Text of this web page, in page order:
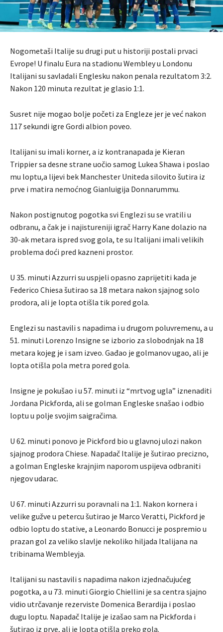
Nogometaši Italije su drugi put u historiji postali prvaci
Evrope! U finalu Eura na stadionu Wembley u Londonu
Italijani su savladali Englesku nakon penala rezultatom 3:2.
Nakon 120 minuta rezultat je glasio 1:1.
Susret nije mogao bolje početi za Engleze jer je već nakon
117 sekundi igre Gordi albion poveo.
Italijani su imali korner, a iz kontranapada je Kieran
Trippier sa desne strane uočio samog Lukea Shawa i poslao
mu loptu,a lijevi bek Manchester Uniteda silovito šutira iz
prve i matira nemoćnog Gianluigija Donnarummu.
Nakon postignutog pogotka svi Englezi su se vratili u
odbranu, a čak je i najistureniji igrač Harry Kane dolazio na
30-ak metara ispred svog gola, te su Italijani imali velikih
problema doći pred kazneni prostor.
U 35. minuti Azzurri su uspjeli opasno zaprijetiti kada je
Federico Chiesa šutirao sa 18 metara nakon sjajnog solo
prodora, ali je lopta otišla tik pored gola.
Englezi su nastavili s napadima i u drugom poluvremenu, a u
51. minuti Lorenzo Insigne se izborio za slobodnjak na 18
metara kojeg je i sam izveo. Gađao je golmanov ugao, ali je
lopta otišla pola metra pored gola.
Insigne je pokušao i u 57. minuti iz “mrtvog ugla” iznenaditi
Jordana Pickforda, ali se golman Engleske snašao i odbio
loptu u polje svojim saigračima.
U 62. minuti ponovo je Pickford bio u glavnoj ulozi nakon
sjajnog prodora Chiese. Napadač Italije je šutirao precizno,
a golman Engleske krajnjim naporom uspijeva odbraniti
njegov udarac.
U 67. minuti Azzurri su poravnali na 1:1. Nakon kornera i
velike gužve u petercu šutirao je Marco Veratti, Pickford je
odbio loptu do stative, a Leonardo Bonucci je pospremio u
prazan gol za veliko slavlje nekoliko hiljada Italijana na
tribinama Wembleyja.
Italijani su nastavili s napadima nakon izjednačujućeg
pogotka, a u 73. minuti Giorgio Chiellini je sa centra sjajno
vidio utrčavanje rezerviste Domenica Berardija i poslao
dugu loptu. Napadač Italije je izašao sam na Pickforda i
šutirao iz prve, ali je lopta otišla preko gola.